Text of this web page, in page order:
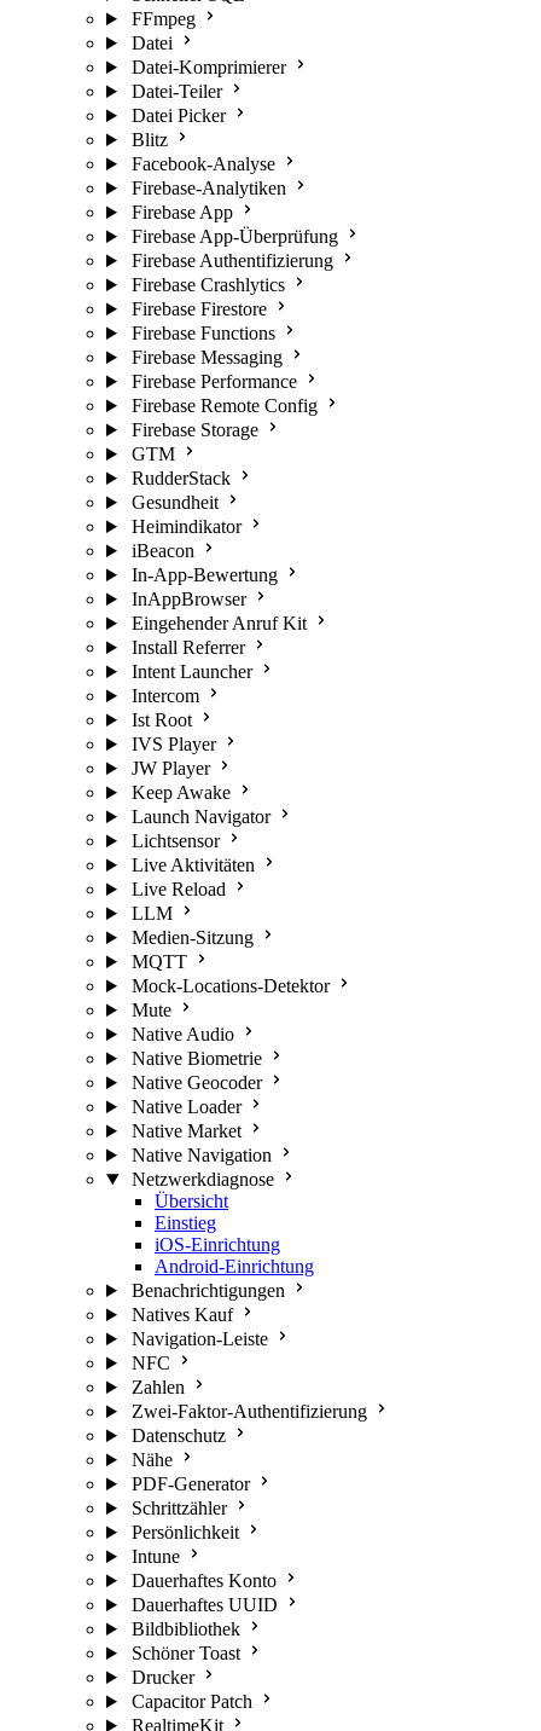
FFmpeg
Datei
Datei-Komprimierer
Datei-Teiler
Datei Picker
Blitz
Facebook-Analyse
Firebase-Analytiken
Firebase App
Firebase App-Überprüfung
Firebase Authentifizierung
Firebase Crashlytics
Firebase Firestore
Firebase Functions
Firebase Messaging
Firebase Performance
Firebase Remote Config
Firebase Storage
GTM
RudderStack
Gesundheit
Heimindikator
iBeacon
In-App-Bewertung
InAppBrowser
Eingehender Anruf Kit
Install Referrer
Intent Launcher
Intercom
Ist Root
IVS Player
JW Player
Keep Awake
Launch Navigator
Lichtsensor
Live Aktivitäten
Live Reload
LLM
Medien-Sitzung
MQTT
Mock-Locations-Detektor
Mute
Native Audio
Native Biometrie
Native Geocoder
Native Loader
Native Market
Native Navigation
Netzwerkdiagnose
Übersicht
Einstieg
iOS-Einrichtung
Android-Einrichtung
Benachrichtigungen
Natives Kauf
Navigation-Leiste
NFC
Zahlen
Zwei-Faktor-Authentifizierung
Datenschutz
Nähe
PDF-Generator
Schrittzähler
Persönlichkeit
Intune
Dauerhaftes Konto
Dauerhaftes UUID
Bildbibliothek
Schöner Toast
Drucker
Capacitor Patch
RealtimeKit